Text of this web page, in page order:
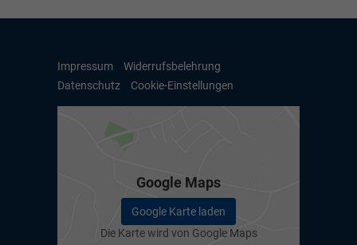
Impressum
Widerrufsbelehrung
Datenschutz
Cookie-Einstellungen
Google Maps
Google Karte laden
Die Karte wird von Google Maps